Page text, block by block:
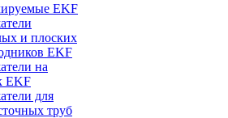
EKF
и плоских
EKF
на
EKF
для
труб